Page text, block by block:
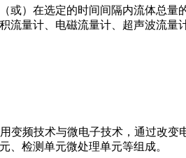
或）在选定的时间间隔内流体总
流量计、电磁流量计、超声波流量
用变频技术与微电子技术，通过改
、检测单元微处理单元等组成。